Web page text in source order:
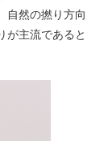
自然の撚り方向
が主流であると